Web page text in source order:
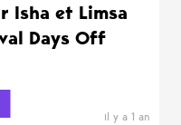
Isha et Limsa
Days Off
il y a 1 an